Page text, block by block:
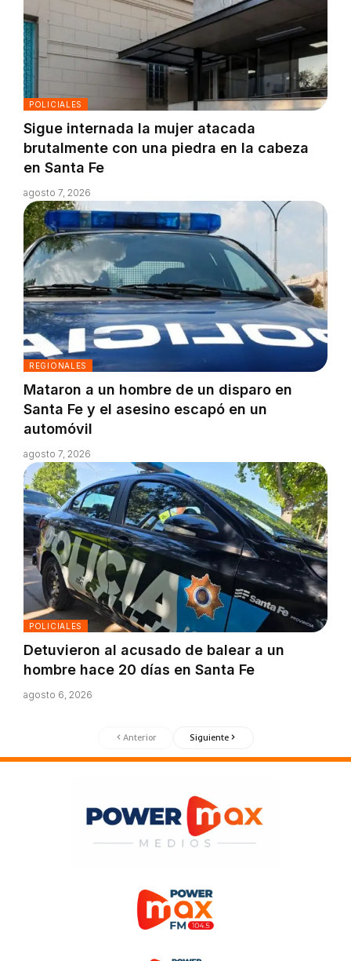
POLICIALES
Sigue internada la mujer atacada
brutalmente con una piedra en la cabeza
en Santa Fe
agosto 7, 2026
REGIONALES
Mataron a un hombre de un disparo en
Santa Fe y el asesino escapó en un
automóvil
agosto 7, 2026
POLICIALES
Detuvieron al acusado de balear a un
hombre hace 20 días en Santa Fe
agosto 6, 2026
Anterior Siguiente